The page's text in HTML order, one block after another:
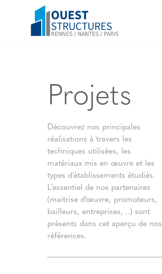
Projets
Découvrez nos principales
réalisations à travers les
techniques utilisées, les
matériaux mis en œuvre et les
types d'établissements étudiés.
L'essentiel de nos partenaires
(maitrise d’œuvre, promoteurs,
bailleurs, entreprises, ..) sont
présents dans cet aperçu de nos
références.